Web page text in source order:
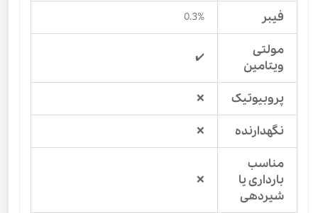
فیبر 0.3%
مولتی
ویتامین
✔️
پروبیوتیک ❌
نگهدارنده ❌
مناسب
بارداری یا
شیردهی
❌